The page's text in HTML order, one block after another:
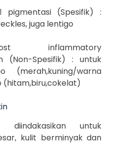
pigmentasi (Spesifik) :
juga lentigo
inflammatory
(Non-Spesifik) : untuk
(merah,kuning/warna
diindakasikan untuk
kulit berminyak dan